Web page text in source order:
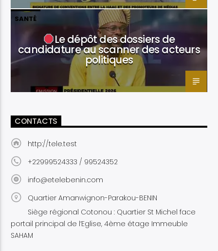
SANTÉ
Le dépôt des dossiers de
candidature au scanner des acteurs
politiques
CONTACTS
http://tele.test
+22999524333 / 99524352
info@etelebenin.com
Quartier Amanwignon-Parakou-BENIN
Siège régional Cotonou : Quartier St Michel face
portail principal de l’Eglise, 4ème étage Immeuble
SAHAM